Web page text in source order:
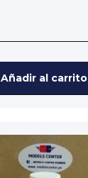
Añadir al carrito